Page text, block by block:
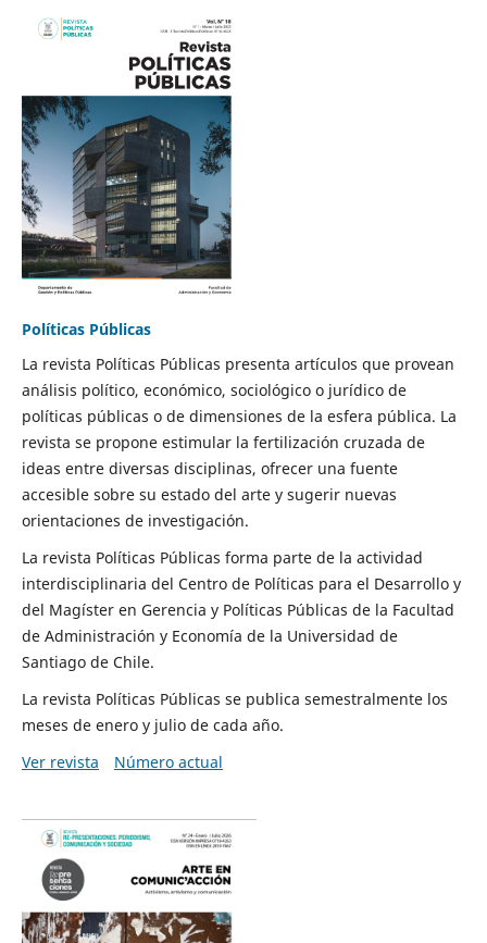
Políticas Públicas
La revista Políticas Públicas presenta artículos que provean
análisis político, económico, sociológico o jurídico de
políticas públicas o de dimensiones de la esfera pública. La
revista se propone estimular la fertilización cruzada de
ideas entre diversas disciplinas, ofrecer una fuente
accesible sobre su estado del arte y sugerir nuevas
orientaciones de investigación.
La revista Políticas Públicas forma parte de la actividad
interdisciplinaria del Centro de Políticas para el Desarrollo y
del Magíster en Gerencia y Políticas Públicas de la Facultad
de Administración y Economía de la Universidad de
Santiago de Chile.
La revista Políticas Públicas se publica semestralmente los
meses de enero y julio de cada año.
Ver revista
Número actual